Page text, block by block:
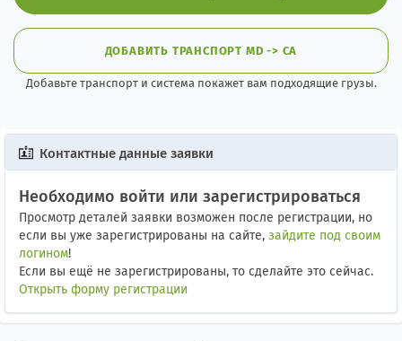
ДОБАВИТЬ ТРАНСПОРТ MD -> CA
Добавьте транспорт и система покажет вам подходящие грузы.
Контактные данные заявки
Необходимо войти или зарегистрироваться
Просмотр деталей заявки возможен после регистрации, но
если вы уже зарегистрированы на сайте, зайдите под своим
логином!
Если вы ещё не зарегистрированы, то сделайте это сейчас.
Открыть форму регистрации